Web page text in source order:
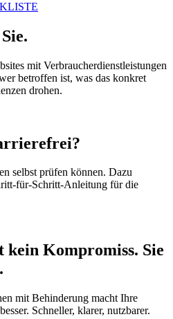
mit Verbraucherdienstleistungen
betroffen ist, was das konkret
drohen.
selbst prüfen können. Dazu
für-Schritt-Anleitung für die
kein Kompromiss. Sie
mit Behinderung macht Ihre
Schneller, klarer, nutzbarer.